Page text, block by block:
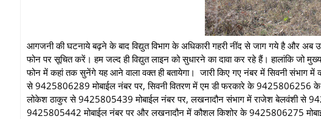
आगजनी की घटनाये बढ़ने के बाद विद्युत विभाग के अधिकारी गहरी नींद से जाग गये है और अब
फोन पर सूचित करें। हम जल्द ही विद्युत लाइन को सुधारने का दावा कर रहे हैं। हालांकि जो
फोन में कहां तक सुनेंगे यह आने वाला वक्त ही बतायेगा। जारी किए गए नंबर में सिवनी संभाग
से 9425806289 मोबाईल नंबर पर, सिवनी वितरण में एम डी फरकारे के 9425806256
लोकेश ठाकुर से 9425805439 मोबाईल नंबर पर, लखनादौन संभाग में राजेश बेलवंशी से
9425805442 मोबाईल नंबर पर और लखनादौन में कौशल किशोर के 9425806275